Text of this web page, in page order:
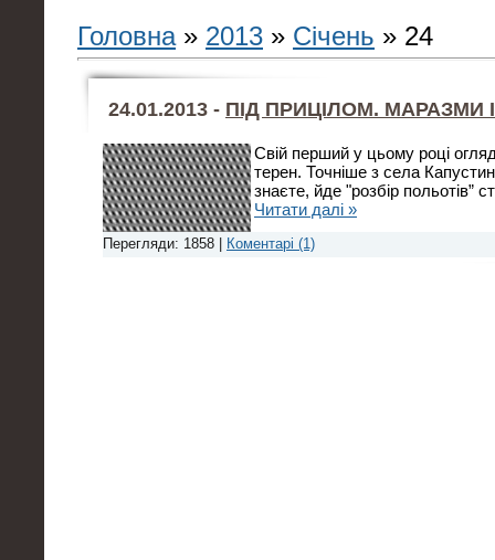
Головна» 2013 » Січень » 24
24.01.2013 - ПІД ПРИЦІЛОМ. МАРАЗМИ
Свій перший у цьому році
терен. Точніше з села
знаєте, йде "розбір польотів”
Читати далі »
Перегляди: 1858 | Коментарі (1)